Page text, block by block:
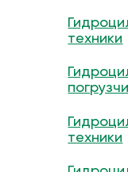
техники
техники